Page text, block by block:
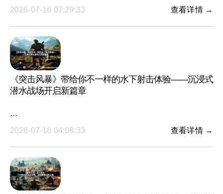
2026-07-16 07:29:33
查看详情 →
《突击风暴》带给你不一样的水下射击体验——沉浸式
潜水战场开启新篇章
···
2026-07-16 04:08:33
查看详情 →